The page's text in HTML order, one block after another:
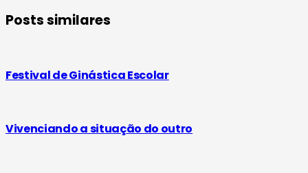
Posts similares
Festival de Ginástica Escolar
Vivenciando a situação do outro